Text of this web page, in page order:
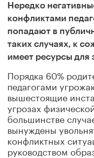
Нередко
конфликтами
попадают в
таких случаях, к
имеет ресурсы для
Порядка 60%
педагогами
вышестоящие
угрозах
большинстве
вынуждены
конфликтных
руководством